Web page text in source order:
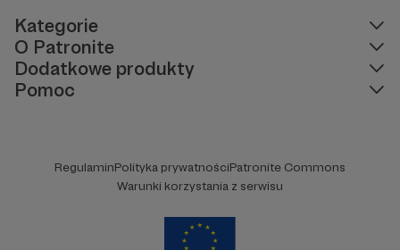
Kategorie
O Patronite
Dodatkowe produkty
Pomoc
RegulaminPolityka prywatnościPatronite Commons
Warunki korzystania z serwisu